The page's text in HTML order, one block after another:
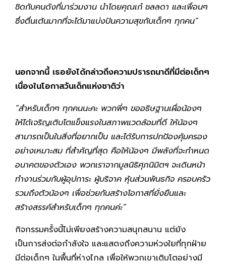
ชิดกับคนดังที่มาร่วมงาน นำโดยคุณเก๋ ชลลดา และเพื่อนๆ
ซึ่งตื่นเต้นมากที่จะได้มาแบ่งปันความสุขกับเด็กๆ ทุกคน”
นอกจากนี้ เธอยังได้กล่าวถึงความปรารถนาดีที่มีต่อเด็กๆ
เนื่องในโอกาสวันเด็กแห่งชาติว่า
“สำหรับเด็กๆ ทุกคนนะคะ พวกพี่ๆ ขออธิษฐานเผื่อน้องๆ
ให้ได้เจริญเติบโตแข็งแรงในสภาพแวดล้อมที่ดี ให้น้องๆ
สามารถเป็นในสิ่งที่อยากเป็น และได้รับการปกป้องคุ้มครอง
อย่างเหมาะสม ที่สำคัญที่สุด คือให้น้องๆ มีพลังที่จะกำหนด
อนาคตของตัวเอง พวกเราจากมูลนิธิศุภนิมิตฯ จะเดินหน้า
ทำงานร่วมกับผู้อุปการะ ผู้บริจาค หุ้นส่วนพันธกิจ ครอบครัว
รวมถึงตัวน้องๆ เพื่อช่วยกันสร้างโอกาสที่ยั่งยืนและ
สร้างสรรค์สำหรับเด็กๆ ทุกคนค่ะ”
กิจกรรมครั้งนี้ไม่เพียงสร้างความสนุกสนาน แต่ยัง
เป็นการส่งต่อกำลังใจ และแสดงถึงความห่วงใยที่ทุกฝ่าย
มีต่อเด็กๆ ในพื้นที่ห่างไกล เพื่อให้พวกเขาเติบโตอย่างมี